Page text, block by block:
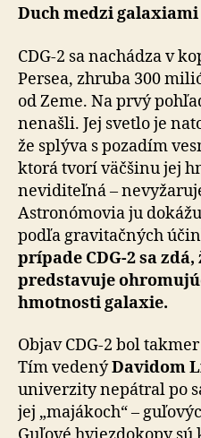
Duch medzi galaxiami
CDG-2 sa nachádza v
Persea, zhruba 300
od Zeme. Na prvý
nenašli. Jej svetlo je
že splýva s pozadím
ktorá tvorí väčšinu jej
neviditeľná –
Astro­nó­mo­via ju
podľa gra­vi­tač­ných
prípade CDG-2 sa
predstavuje
hmotnosti galaxie.
Objav CDG-2 bol
Tím vedenýDavidom
univerzity nepátral po
jej „majákoch“ –